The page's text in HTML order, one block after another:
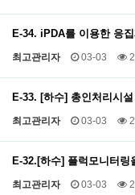
E-34. iPDA를 이용한 응
최고관리자 03-03
E-33. [하수] 총인처리시
최고관리자 03-03
E-32.[하수] 플럭모니터
최고관리자 03-03